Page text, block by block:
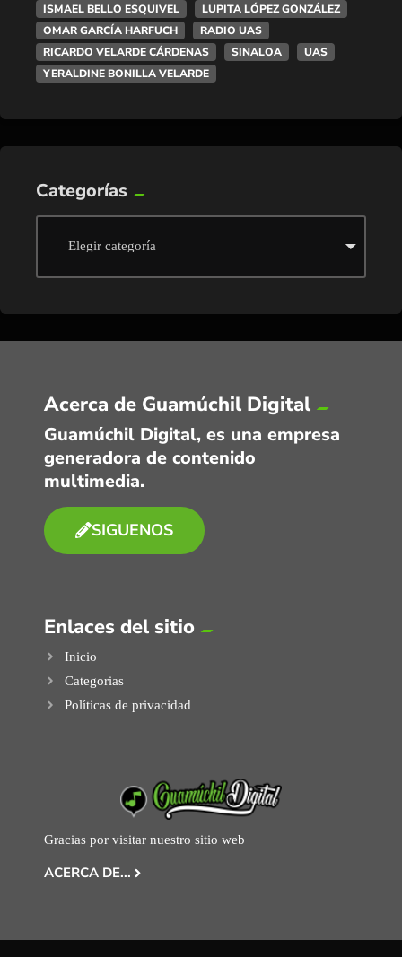
ISMAEL BELLO ESQUIVEL
LUPITA LÓPEZ GONZÁLEZ
OMAR GARCÍA HARFUCH
RADIO UAS
RICARDO VELARDE CÁRDENAS
SINALOA
UAS
YERALDINE BONILLA VELARDE
Categorías
Acerca de Guamúchil Digital
Guamúchil Digital, es una empresa
generadora de contenido
multimedia.
SIGUENOS
Enlaces del sitio
Inicio
Categorias
Políticas de privacidad
Gracias por visitar nuestro sitio web
ACERCA DE...